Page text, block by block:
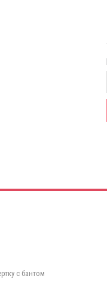
с бантом